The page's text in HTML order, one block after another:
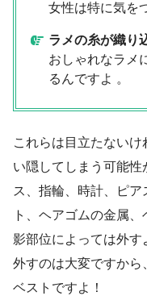
女性は特に気を
ラメの糸が織り
おしゃれなラメ
るんですよ 。
これらは目立たない
い隠してしまう可能性
ス、指輪、時計、ピ
ト、ヘアゴムの金属
影部位によっては外す
外すのは大変ですか
ベストですよ！